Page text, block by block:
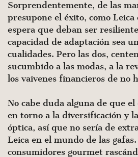
Sorprendentemente, de las
presupone el éxito, como Leica
espera que deban ser
capacidad de adaptación sea
cualidades. Pero las dos,
sucumbido a las modas, a la
los vaivenes financieros de no
No cabe duda alguna de que
en torno a la diversificación y
óptica, así que no sería de
Leica en el mundo de las
consumidores gourmet